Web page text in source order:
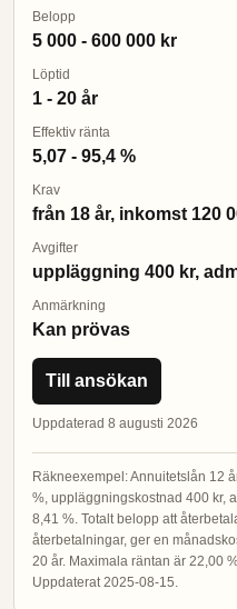
Belopp
5 000 - 600 000 kr
Löptid
1 - 20 år
Effektiv ränta
5,07 - 95,4 %
Krav
från 18 år, inkomst 120
Avgifter
uppläggning 400 kr,
Anmärkning
Kan prövas
Till ansökan
Uppdaterad 8 augusti 2026
Räkneexempel: Annuitetslån 12
%, uppläggningskostnad 400 kr,
8,41 %. Totalt belopp att
återbetalningar, ger en
20 år. Maximala räntan är 22,00
Uppdaterat 2025-08-15.